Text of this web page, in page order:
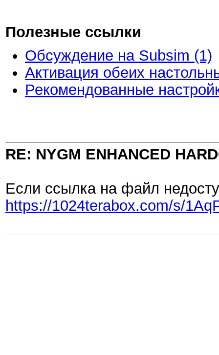
Полезные ссылки
Обсуждение на Subsim (1)
Активация обеих
Рекомендованные
RE: NYGM ENHANCED
Если ссылка на файл
https://1024terabox.com/s/